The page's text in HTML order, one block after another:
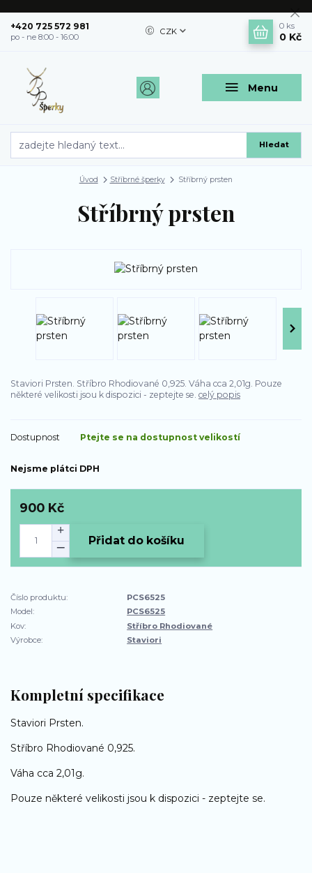
Menu
CZK
Hledat
+420 725 572 981
po - ne 8:00 - 16:00
0 ks
0 Kč
Úvod Stříbrné šperky Stříbrný prsten
Stříbrný prsten
Staviori Prsten. Stříbro Rhodiované 0,925. Váha cca 2,01g. Pouze
některé velikosti jsou k dispozici - zeptejte se. celý popis
Dostupnost Ptejte se na dostupnost velikostí
Nejsme plátci DPH
900 Kč
Přidat do košíku
Číslo produktu:
PCS6525
Model:
PCS6525
Kov:
Stříbro Rhodiované
Výrobce:
Staviori
Kompletní specifikace
Staviori Prsten.
Stříbro Rhodiované 0,925.
Váha cca 2,01g.
Pouze některé velikosti jsou k dispozici - zeptejte se.